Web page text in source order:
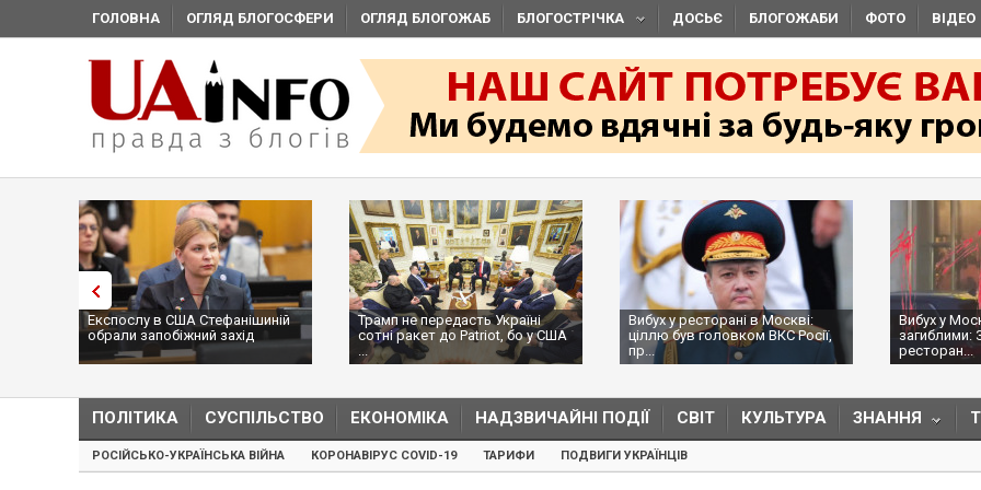
ГОЛОВНА ОГЛЯД БЛОГОСФЕРИ ОГЛЯД БЛОГОЖАБ БЛОГОСТРІЧКА ДОСЬЄ БЛОГОЖАБИ ФОТО ВІДЕО
Експослу в США Стефанішиній
обрали запобіжний захід
Трамп не передасть Україні
сотні ракет до Patriot, бо у США
...
Вибух у ресторані в Москві:
ціллю був головком ВКС Росії,
пр...
Вибух у
загиблими:
ресторан...
ПОЛІТИКА СУСПІЛЬСТВО ЕКОНОМІКА НАДЗВИЧАЙНІ ПОДІЇ СВІТ КУЛЬТУРА ЗНАННЯ
РОСІЙСЬКО-УКРАЇНСЬКА ВІЙНА КОРОНАВІРУС COVID-19 ТАРИФИ ПОДВИГИ УКРАЇНЦІВ